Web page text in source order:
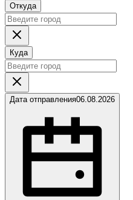
Откуда
Куда
Дата отправления06.08.2026